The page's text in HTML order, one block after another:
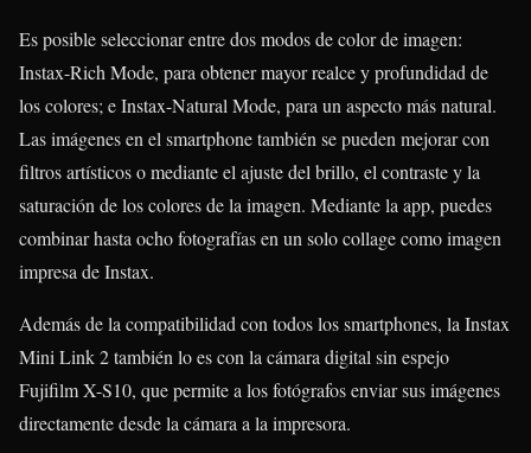
Es posible seleccionar entre dos modos de color de imagen:
Instax-Rich Mode, para obtener mayor realce y profundidad de
los colores; e Instax-Natural Mode, para un aspecto más natural.
Las imágenes en el smartphone también se pueden mejorar con
filtros artísticos o mediante el ajuste del brillo, el contraste y la
saturación de los colores de la imagen. Mediante la app, puedes
combinar hasta ocho fotografías en un solo collage como imagen
impresa de Instax.
Además de la compatibilidad con todos los smartphones, la Instax
Mini Link 2 también lo es con la cámara digital sin espejo
Fujifilm X-S10, que permite a los fotógrafos enviar sus imágenes
directamente desde la cámara a la impresora.